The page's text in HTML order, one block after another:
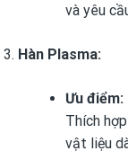
và yêu
Hàn Plasma:
Ưu điểm:
Thích
vật liệu